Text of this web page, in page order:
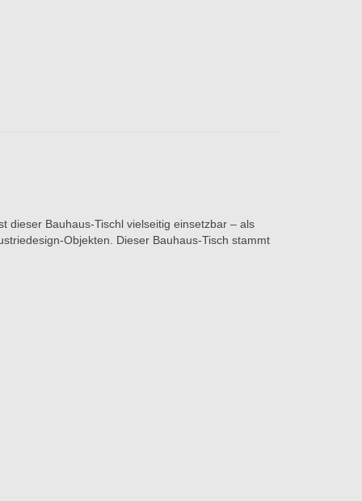
dieser Bauhaus-Tischl vielseitig einsetzbar – als
Objekten. Dieser Bauhaus-Tisch stammt